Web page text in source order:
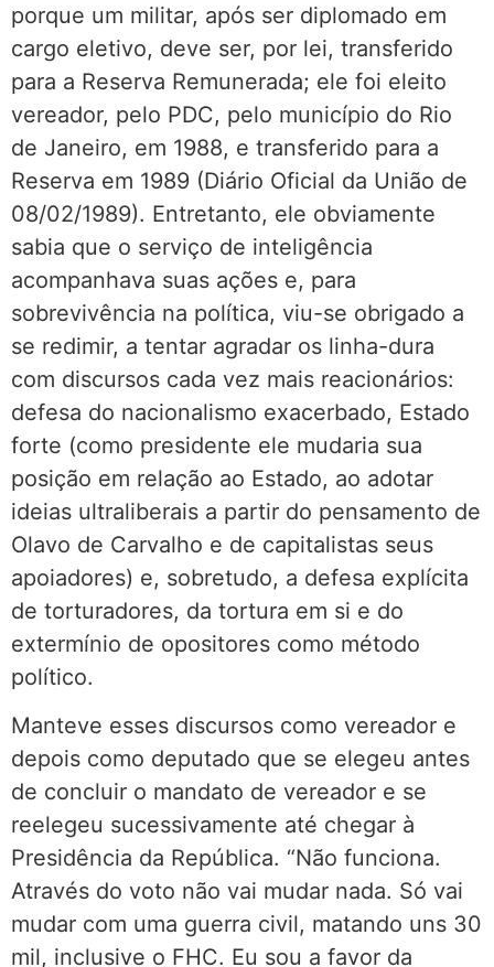
porque um militar, após ser diplomado em
cargo eletivo, deve ser, por lei, transferido
para a Reserva Remunerada; ele foi eleito
vereador, pelo PDC, pelo município do Rio
de Janeiro, em 1988, e transferido para a
Reserva em 1989 (Diário Oficial da União de
08/02/1989). Entretanto, ele obviamente
sabia que o serviço de inteligência
acompanhava suas ações e, para
sobrevivência na política, viu-se obrigado a
se redimir, a tentar agradar os linha-dura
com discursos cada vez mais reacionários:
defesa do nacionalismo exacerbado, Estado
forte (como presidente ele mudaria sua
posição em relação ao Estado, ao adotar
ideias ultraliberais a partir do pensamento de
Olavo de Carvalho e de capitalistas seus
apoiadores) e, sobretudo, a defesa explícita
de torturadores, da tortura em si e do
extermínio de opositores como método
político.
Manteve esses discursos como vereador e
depois como deputado que se elegeu antes
de concluir o mandato de vereador e se
reelegeu sucessivamente até chegar à
Presidência da República. “Não funciona.
Através do voto não vai mudar nada. Só vai
mudar com uma guerra civil, matando uns 30
mil, inclusive o FHC. Eu sou a favor da